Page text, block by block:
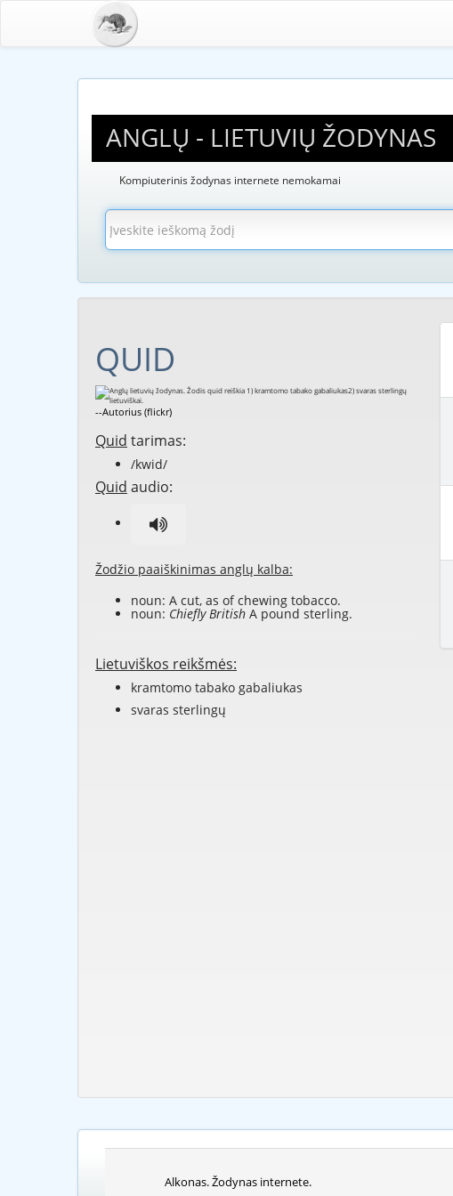
ANGLŲ - LIETUVIŲ ŽODYNAS
Kompiuterinis žodynas internete nemokamai
QUID
--Autorius (flickr)
Quid tarimas:
/kwid/
Quid audio:
Žodžio paaiškinimas anglų kalba:
noun: A cut, as of chewing tobacco.
noun: Chiefly British A pound sterling.
Lietuviškos reikšmės:
kramtomo tabako gabaliukas
svaras sterlingų
Alkonas. Žodynas internete.